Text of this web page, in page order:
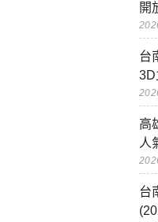
開
台
3D
高
人
台